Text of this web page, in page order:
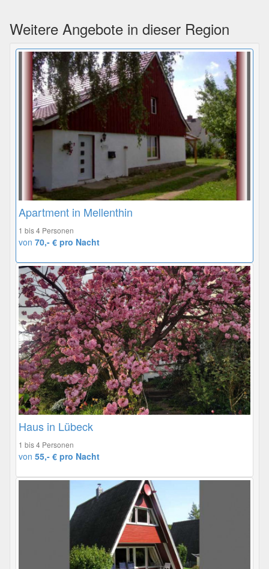
Weitere Angebote in dieser Region
Apartment in Mellenthin
1 bis 4 Personen
von 70,- € pro Nacht
Haus in Lübeck
1 bis 4 Personen
von 55,- € pro Nacht